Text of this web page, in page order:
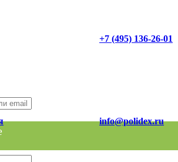
+7 (495) 136-26-01
info@polidex.ru